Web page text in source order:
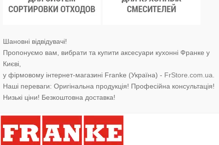
Шановні відвідувачі!
Пропонуємо вам, вибрати та купити аксесуари кухонні Франке у
Києві,
у фірмовому інтернет-магазині Franke (Україна) - FrStore.com.ua.
Наші переваги: Оригінальна продукція! Професійна консультація!
Низькі ціни! Безкоштовна доставка!